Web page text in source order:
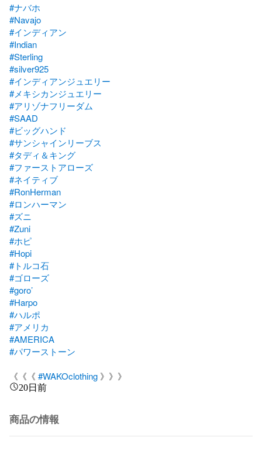
#ナバホ
#Navajo
#インディアン
#Indian
#Sterling
#silver925
#インディアンジュエリー
#メキシカンジュエリー
#アリゾナフリーダム
#SAAD
#ビッグハンド
#サンシャインリーブス
#タディ＆キング
#ファーストアローズ
#ネイティブ
#RonHerman
#ロンハーマン
#ズニ
#Zuni
#ホピ
#Hopi
#トルコ石
#ゴローズ
#goro’
#Harpo
#ハルポ
#アメリカ
#AMERICA
#パワーストーン
《《《 #WAKOclothing 》》》
20日前
商品の情報